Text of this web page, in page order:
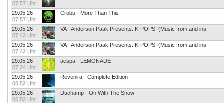
07:57 Uhr
29.05.26
07:57 Uhr
Crobu - More Than This
29.05.26
07:42 Uhr
VA - Anderson Paak Presents: K-POPS! (Music from and ins
29.05.26
07:42 Uhr
VA - Anderson Paak Presents: K-POPS! (Music from and ins
29.05.26
07:24 Uhr
aespa - LEMONADE
29.05.26
06:52 Uhr
Revenira - Complete Edition
29.05.26
06:52 Uhr
Duchamp - On With The Show